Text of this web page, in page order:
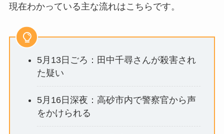
現在わかっている主な流れはこちらです。
5月13日ごろ：田中千尋さんが殺害され
た疑い
5月16日深夜：高砂市内で警察官から声
をかけられる